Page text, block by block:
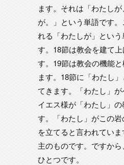
ます。それは「わたし
が。」という単語です
れる「わたしが」とい
す。18節は教会を建て
す。19節は教会の機能
ます。18節に「わたし
てきます。「わたし」が
イエス様が「わたし」
す。「わたし」がこの
を立てると言われてい
主のものです。ですか
ひとつです。